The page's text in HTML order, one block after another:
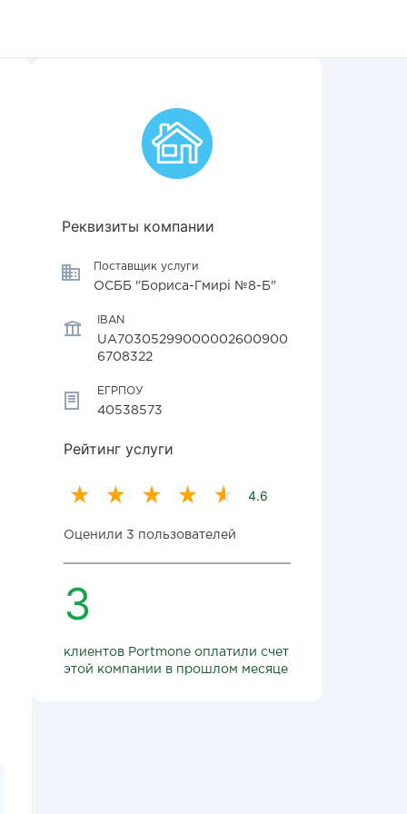
Реквизиты компании
Поставщик услуги
ОСББ "Бориса-Гмирі №8-Б"
IBAN
UA70305299000002600900
6708322
ЕГРПОУ
40538573
Рейтинг услуги
4.6
Оценили 3 пользователей
3
клиентов Portmone оплатили счет
этой компании в прошлом месяце